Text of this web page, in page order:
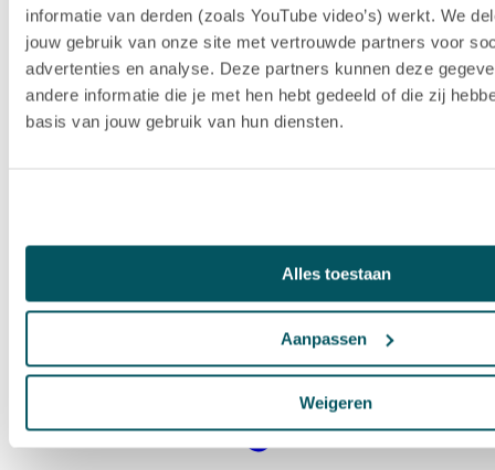
informatie van derden (zoals YouTube video’s) werkt. We
jouw gebruik van onze site met vertrouwde partners voor
advertenties en analyse. Deze partners kunnen deze
andere informatie die je met hen hebt gedeeld of die zij
basis van jouw gebruik van hun diensten.
Alles toestaan
Aanpassen
Weigeren